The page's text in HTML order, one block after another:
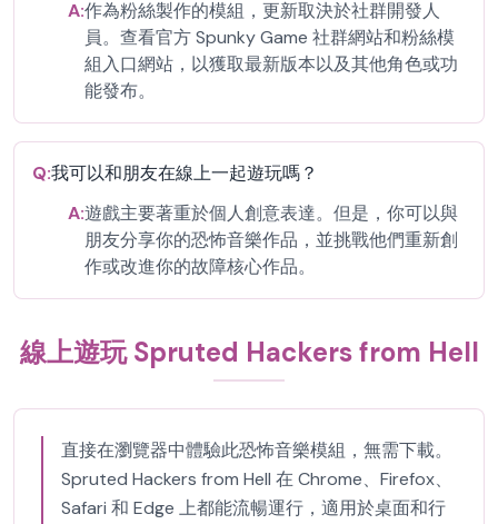
A:作為粉絲製作的模組，更新取決於社群開發人
員。查看官方 Spunky Game 社群網站和粉絲模
組入口網站，以獲取最新版本以及其他角色或功
能發布。
Q:我可以和朋友在線上一起遊玩嗎？
A:遊戲主要著重於個人創意表達。但是，你可以與
朋友分享你的恐怖音樂作品，並挑戰他們重新創
作或改進你的故障核心作品。
線上遊玩 Spruted Hackers from Hell
直接在瀏覽器中體驗此恐怖音樂模組，無需下載。
Spruted Hackers from Hell 在 Chrome、Firefox、
Safari 和 Edge 上都能流暢運行，適用於桌面和行